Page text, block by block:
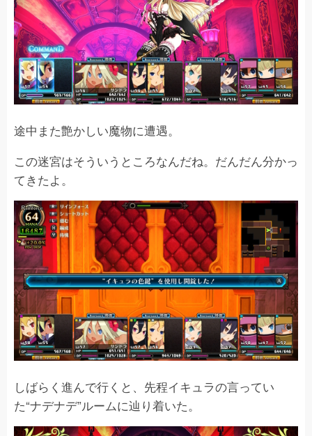
途中また艶かしい魔物に遭遇。
この迷宮はそういうところなんだね。だんだん分かっ
てきたよ。
しばらく進んで行くと、先程イキュラの言ってい
た“ナデナデ”ルームに辿り着いた。